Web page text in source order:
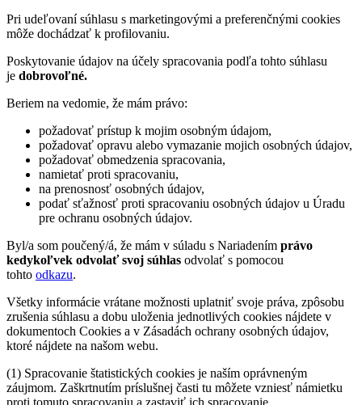
Pri udeľovaní súhlasu s marketingovými a preferenčnými cookies
môže dochádzať k profilovaniu.
Poskytovanie údajov na účely spracovania podľa tohto súhlasu
je dobrovoľné.
Beriem na vedomie, že mám právo:
požadovať prístup k mojim osobným údajom,
požadovať opravu alebo vymazanie mojich osobných údajov,
požadovať obmedzenia spracovania,
namietať proti spracovaniu,
na prenosnosť osobných údajov,
podať sťažnosť proti spracovaniu osobných údajov u Úradu
pre ochranu osobných údajov.
Byl/a som poučený/á, že mám v súladu s Nariadením právo
kedykoľvek odvolať svoj súhlas odvolať s pomocou
tohto odkazu.
Všetky informácie vrátane možnosti uplatniť svoje práva, zpôsobu
zrušenia súhlasu a dobu uloženia jednotlivých cookies nájdete v
dokumentoch Cookies a v Zásadách ochrany osobných údajov,
ktoré nájdete na našom webu.
(1) Spracovanie štatistických cookies je naším oprávneným
záujmom. Zaškrtnutím príslušnej časti tu môžete vzniesť námietku